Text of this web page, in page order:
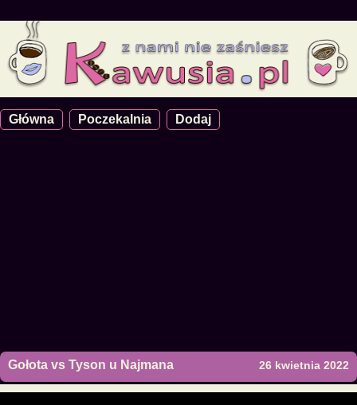
Główna Poczekalnia Dodaj
Gołota vs Tyson u Najmana 26 kwietnia 2022